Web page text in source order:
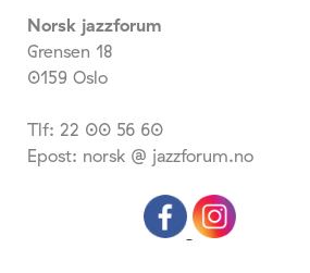
Norsk jazzforum
Grensen 18
0159 Oslo
Tlf: 22 00 56 60
Epost: norsk @ jazzforum.no